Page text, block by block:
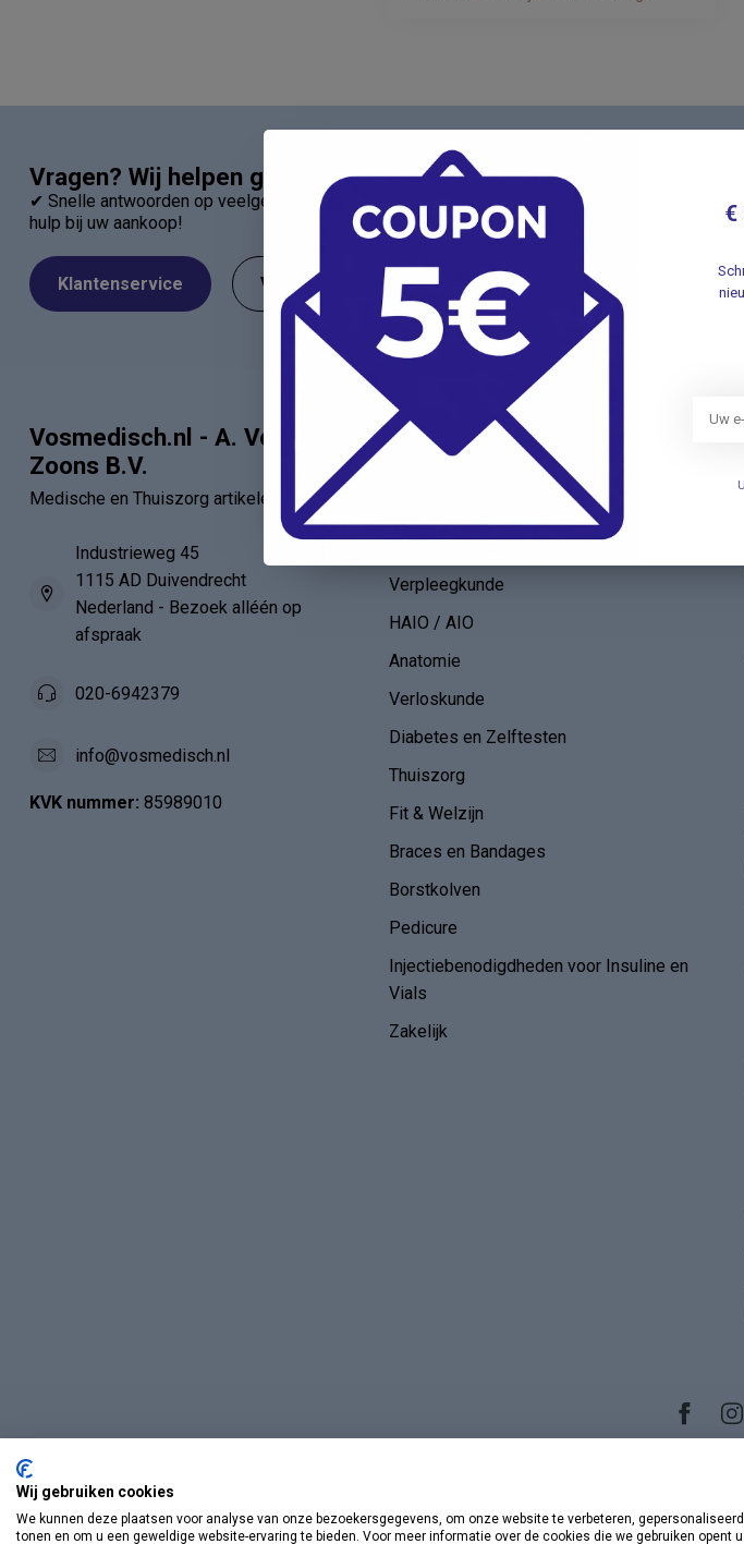
Vragen? Wij helpen graag!
✔ Snelle antwoorden op veelgestelde vragen ✔ Direct contact met onze klantenservice ✔
hulp bij uw aankoop!
Klantenservice Veelgestelde Vragen
Vosmedisch.nl - A. Vos en
Zoons B.V.
Medische en Thuiszorg artikelen
Industrieweg 45
1115 AD Duivendrecht
Nederland - Bezoek alléén op
afspraak
020-6942379
info@vosmedisch.nl
KVK nummer: 85989010
Categorieën
EHBO - BHV
Verpleegkunde
HAIO / AIO
Anatomie
Verloskunde
Diabetes en Zelftesten
Thuiszorg
Fit & Welzijn
Braces en Bandages
Borstkolven
Pedicure
Injectiebenodigdheden voor Insuline en
Vials
Zakelijk
€
Wij gebruiken cookies
We kunnen deze plaatsen voor analyse van onze bezoekersgegevens, om onze website te verbeteren,
tonen en om u een geweldige website-ervaring te bieden. Voor meer informatie over de cookies die we gebruiken opent